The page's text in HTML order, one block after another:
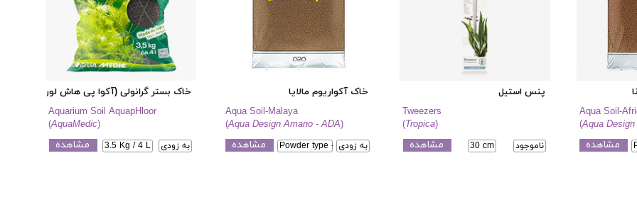
Aqua Soil-
(Aqua
مشاهده
پنس استیل
Tweezers
(Tropica)
ناموجود 30 cm مشاهده
خاک آکواریوم مالایا
Aqua Soil-Malaya
(Aqua Design Amano - ADA)
به زودیPowder type - 9L مشاهده
خاک بستر گرانولی (آکوا پی هاش لور)
Aquarium Soil AquapHloor
(AquaMedic)
به زودی 3.5 Kg / 4 L مشاهده